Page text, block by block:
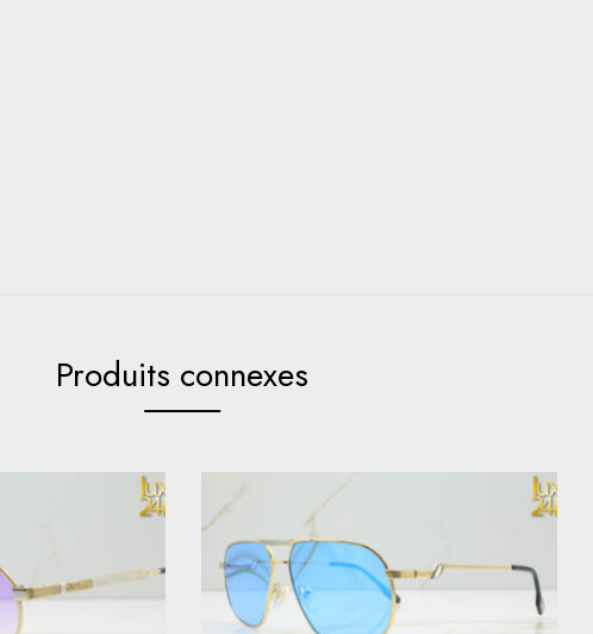
Produits connexes